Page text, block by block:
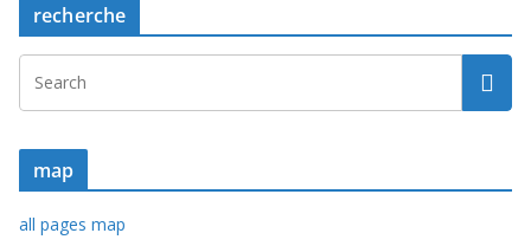
recherche
map
all pages map